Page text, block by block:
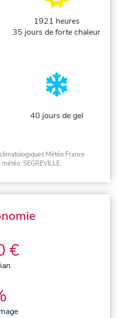
1921 heures
35 jours de forte chaleur
40 jours de gel
Météo France ·
SEGREVILLE.
€